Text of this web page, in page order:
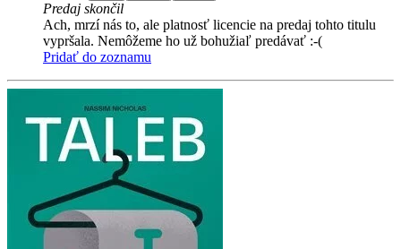
Predaj skončil
Ach, mrzí nás to, ale platnosť licencie na predaj tohto titulu
vypršala. Nemôžeme ho už bohužiaľ predávať :-(
Pridať do zoznamu